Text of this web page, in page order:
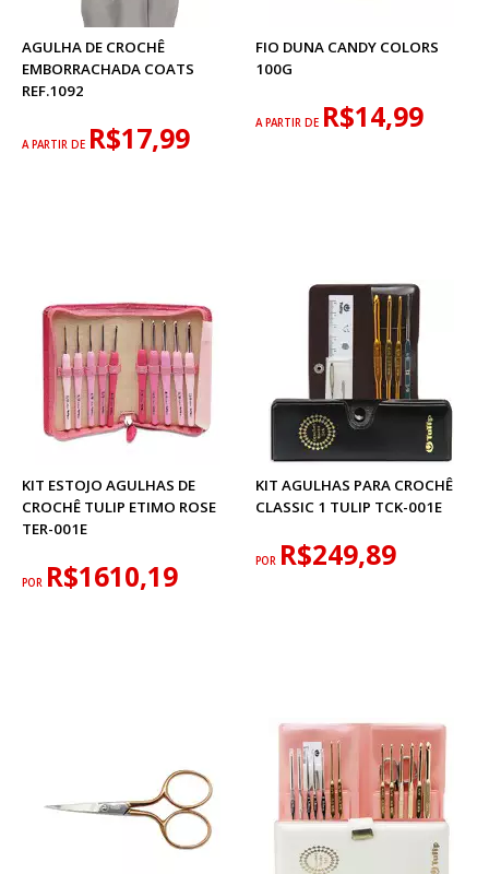
AGULHA DE CROCHÊ
EMBORRACHADA COATS
REF.1092
A PARTIR DE R$17,99
FIO DUNA CANDY COLORS
100G
A PARTIR DE R$14,99
KIT ESTOJO AGULHAS DE
CROCHÊ TULIP ETIMO ROSE
TER-001E
POR R$1610,19
KIT AGULHAS PARA CROCHÊ
CLASSIC 1 TULIP TCK-001E
POR R$249,89